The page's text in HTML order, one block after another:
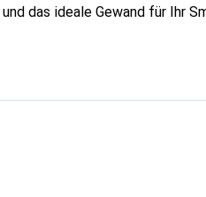
das ideale Gewand für Ihr